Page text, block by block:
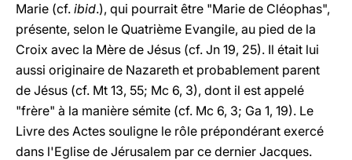
Marie (cf. ibid.), qui pourrait être "Marie de Cléophas",
présente, selon le Quatrième Evangile, au pied de la
Croix avec la Mère de Jésus (cf. Jn 19, 25). Il était lui
aussi originaire de Nazareth et probablement parent
de Jésus (cf. Mt 13, 55; Mc 6, 3), dont il est appelé
"frère" à la manière sémite (cf. Mc 6, 3; Ga 1, 19). Le
Livre des Actes souligne le rôle prépondérant exercé
dans l'Eglise de Jérusalem par ce dernier Jacques.